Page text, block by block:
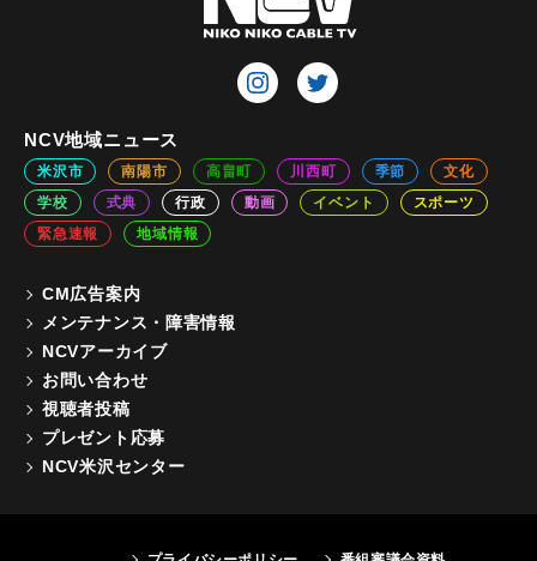
NCV地域ニュース
米沢市 南陽市 高畠町 川西町 季節
文化
学校
式典 行政 動画 イベント
スポーツ
緊急速報
地域情報
CM広告案内
メンテナンス・障害情報
NCVアーカイブ
お問い合わせ
視聴者投稿
プレゼント応募
NCV米沢センター